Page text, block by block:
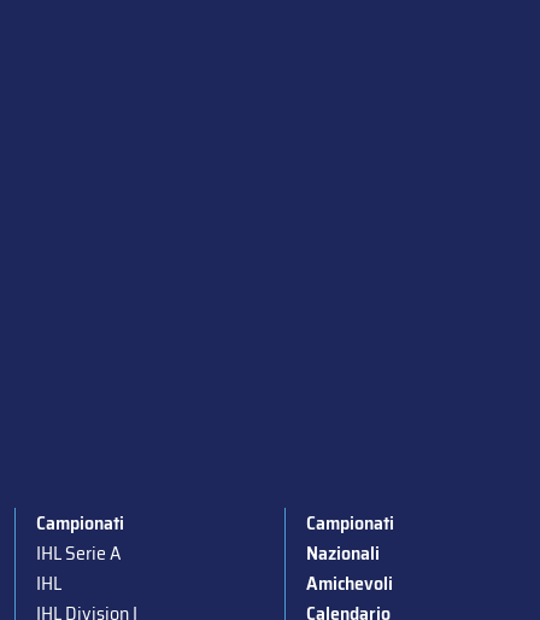
Campionati
IHL Serie A
IHL
IHL Division I
Campionati
Nazionali
Amichevoli
Calendario